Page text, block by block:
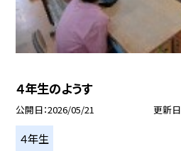
４年生のようす
公開日 2026/05/21 更新日
４年生